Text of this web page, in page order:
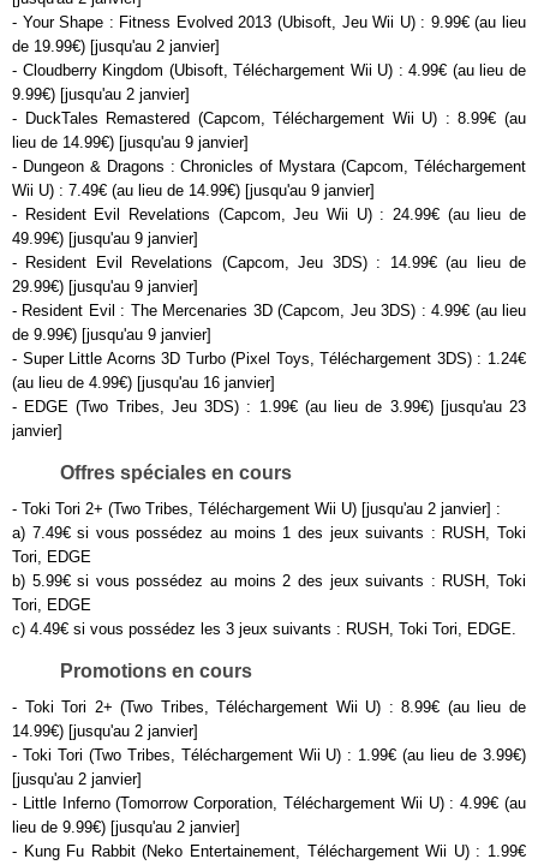
- Your Shape : Fitness Evolved 2013 (Ubisoft, Jeu Wii U) : 9.99€ (au lieu
de 19.99€) [jusqu'au 2 janvier]
- Cloudberry Kingdom (Ubisoft, Téléchargement Wii U) : 4.99€ (au lieu de
9.99€) [jusqu'au 2 janvier]
- DuckTales Remastered (Capcom, Téléchargement Wii U) : 8.99€ (au
lieu de 14.99€) [jusqu'au 9 janvier]
- Dungeon & Dragons : Chronicles of Mystara (Capcom, Téléchargement
Wii U) : 7.49€ (au lieu de 14.99€) [jusqu'au 9 janvier]
- Resident Evil Revelations (Capcom, Jeu Wii U) : 24.99€ (au lieu de
49.99€) [jusqu'au 9 janvier]
- Resident Evil Revelations (Capcom, Jeu 3DS) : 14.99€ (au lieu de
29.99€) [jusqu'au 9 janvier]
- Resident Evil : The Mercenaries 3D (Capcom, Jeu 3DS) : 4.99€ (au lieu
de 9.99€) [jusqu'au 9 janvier]
- Super Little Acorns 3D Turbo (Pixel Toys, Téléchargement 3DS) : 1.24€
(au lieu de 4.99€) [jusqu'au 16 janvier]
- EDGE (Two Tribes, Jeu 3DS) : 1.99€ (au lieu de 3.99€) [jusqu'au 23
janvier]
Offres spéciales en cours
- Toki Tori 2+ (Two Tribes, Téléchargement Wii U) [jusqu'au 2 janvier] :
a) 7.49€ si vous possédez au moins 1 des jeux suivants : RUSH, Toki
Tori, EDGE
b) 5.99€ si vous possédez au moins 2 des jeux suivants : RUSH, Toki
Tori, EDGE
c) 4.49€ si vous possédez les 3 jeux suivants : RUSH, Toki Tori, EDGE.
Promotions en cours
- Toki Tori 2+ (Two Tribes, Téléchargement Wii U) : 8.99€ (au lieu de
14.99€) [jusqu'au 2 janvier]
- Toki Tori (Two Tribes, Téléchargement Wii U) : 1.99€ (au lieu de 3.99€)
[jusqu'au 2 janvier]
- Little Inferno (Tomorrow Corporation, Téléchargement Wii U) : 4.99€ (au
lieu de 9.99€) [jusqu'au 2 janvier]
- Kung Fu Rabbit (Neko Entertainement, Téléchargement Wii U) : 1.99€